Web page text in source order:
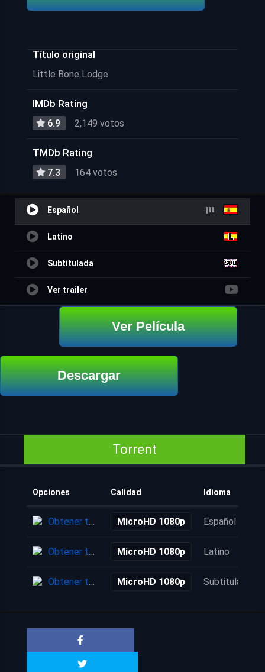
Título original
Little Bone Lodge
IMDb Rating
6.9 2,149 votos
TMDb Rating
7.3 164 votos
Español
Latino
Subtitulada
Ver trailer
Ver Película
Descargar
Torrent
Opciones Calidad Idioma
Obtener torrent MicroHD 1080p Español
Obtener torrent MicroHD 1080p Latino
Obtener torrent MicroHD 1080p Subtitulada